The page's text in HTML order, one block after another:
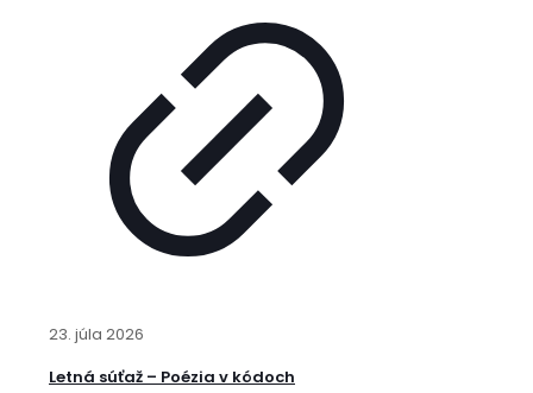
23. júla 2026
Letná súťaž – Poézia v kódoch